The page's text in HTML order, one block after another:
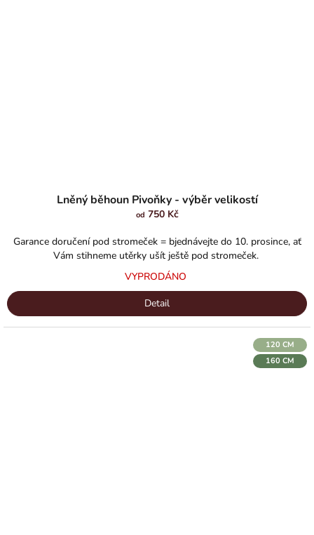
5,0
Lněný běhoun Pivoňky - výběr velikostí
od 750 Kč
Garance doručení pod stromeček = bjednávejte do 10. prosince, ať
Vám stihneme utěrky ušít ještě pod stromeček.
VYPRODÁNO
Detail
120 CM
160 CM